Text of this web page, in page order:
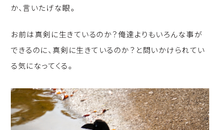
Li
n
k
b
o
o
k
I
n
か、言いたげな眼。
お前は真剣に生きているのか？俺達よりもいろんな事が
できるのに、真剣に生きているのか？と問いかけられてい
る気になってくる。